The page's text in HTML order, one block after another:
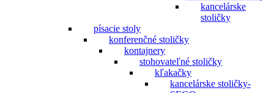
kancelárske
stoličky
písacie stoly
konferenčné stoličky
kontajnery
stohovateľné stoličky
kľakačky
kancelárske stoličky-